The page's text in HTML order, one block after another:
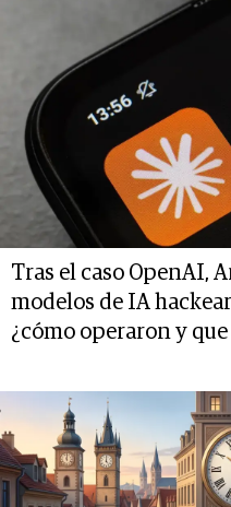
Tras el caso OpenAI,
modelos de IA
¿cómo operaron y